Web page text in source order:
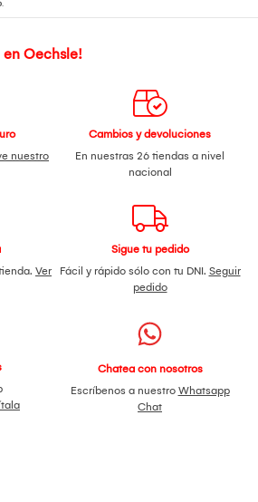
.
en Oechsle!
nuestro
Cambios y devoluciones
En nuestras 26 tiendas a nivel
nacional
Ver
Sigue tu pedido
Fácil y rápido sólo con tu DNI. Seguir
pedido
Chatea con nosotros
Escríbenos a nuestro Whatsapp
Chat